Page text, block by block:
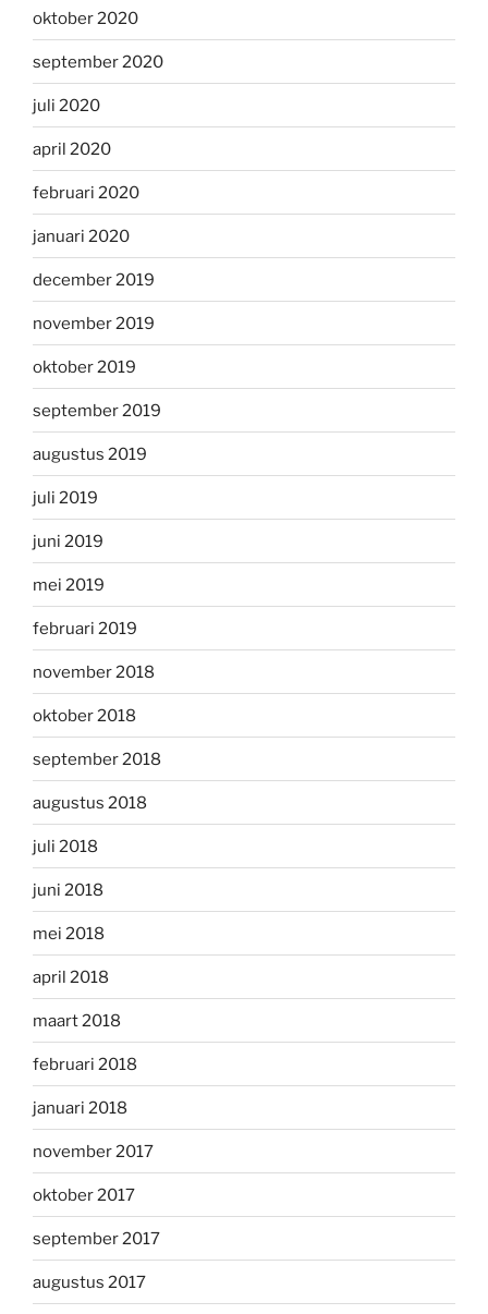
oktober 2020
september 2020
juli 2020
april 2020
februari 2020
januari 2020
december 2019
november 2019
oktober 2019
september 2019
augustus 2019
juli 2019
juni 2019
mei 2019
februari 2019
november 2018
oktober 2018
september 2018
augustus 2018
juli 2018
juni 2018
mei 2018
april 2018
maart 2018
februari 2018
januari 2018
november 2017
oktober 2017
september 2017
augustus 2017